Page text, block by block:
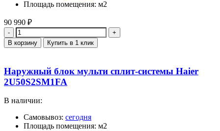
Площадь помещения: м2
90 990 ₽
Количество
В корзину Купить в 1 клик
Наружный блок мульти сплит-системы Haier
2U50S2SM1FA
В наличии:
Самовывоз: сегодня
Площадь помещения: м2